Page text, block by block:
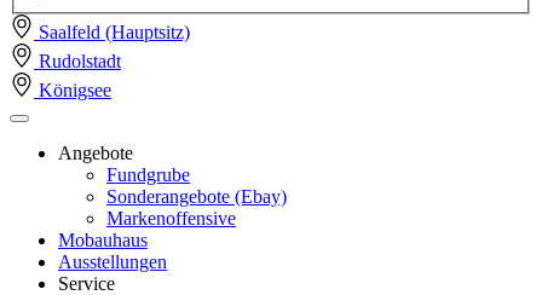
Saalfeld (Hauptsitz)
Rudolstadt
Königsee
Angebote
Fundgrube
Sonderangebote (Ebay)
Markenoffensive
Mobauhaus
Ausstellungen
Service